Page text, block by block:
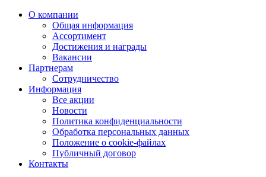
О компании
Общая информация
Ассортимент
Достижения и награды
Вакансии
Партнерам
Сотрудничество
Информация
Все акции
Новости
Политика конфиденциальности
Обработка персональных данных
Положение о cookie-файлах
Публичный договор
Контакты